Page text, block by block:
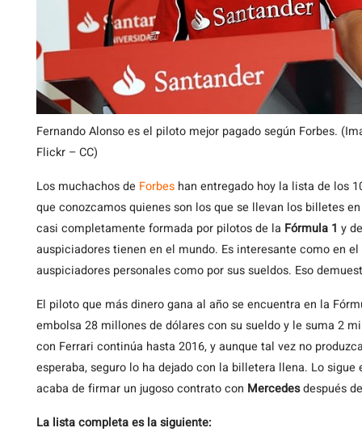
Fernando Alonso es el piloto mejor pagado según Forbes.
Flickr – CC)
Los muchachos de Forbes han entregado hoy la lista de los
que conozcamos quienes son los que se llevan los billetes
casi completamente formada por pilotos de la Fórmula 1 y
auspiciadores tienen en el mundo. Es interesante como en
auspiciadores personales como por sus sueldos. Eso
El piloto que más dinero gana al año se encuentra en la
embolsa 28 millones de dólares con su sueldo y le suma 2
con Ferrari continúa hasta 2016, y aunque tal vez no
esperaba, seguro lo ha dejado con la billetera llena. Lo
acaba de firmar un jugoso contrato con Mercedesdespués
La lista completa es la siguiente: